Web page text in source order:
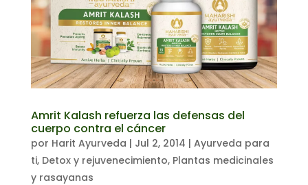
Amrit Kalash refuerza las defensas del
cuerpo contra el cáncer
por Harit Ayurveda | Jul 2, 2014 | Ayurveda para
ti, Detox y rejuvenecimiento, Plantas medicinales
y rasayanas